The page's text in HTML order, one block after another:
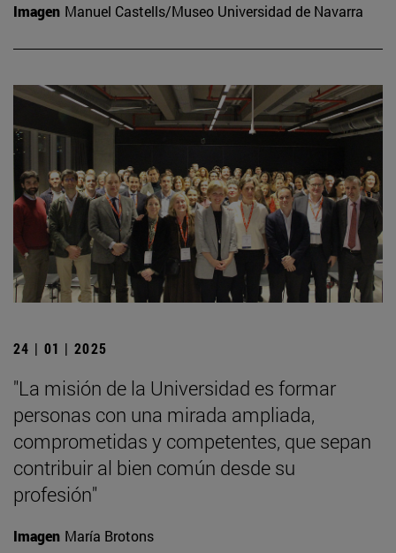
Imagen Manuel Castells/Museo Universidad de Navarra
24 | 01 | 2025
"La misión de la Universidad es formar
personas con una mirada ampliada,
comprometidas y competentes, que sepan
contribuir al bien común desde su
profesión"
Imagen María Brotons